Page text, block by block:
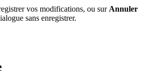
vos modifications, ou sur Annuler
sans enregistrer.